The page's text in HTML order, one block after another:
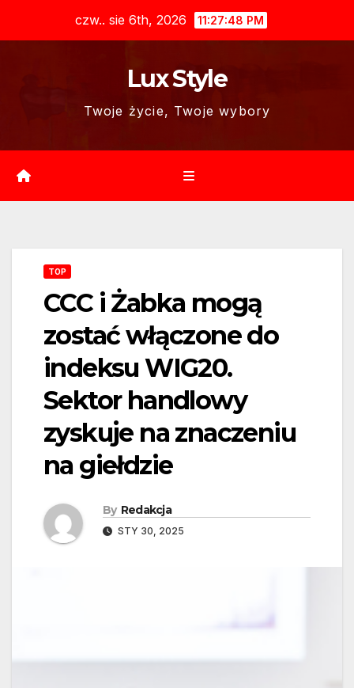
czw.. sie 6th, 2026 11:27:49 PM
Lux Style
Twoje życie, Twoje wybory
TOP
CCC i Żabka mogą
zostać włączone do
indeksu WIG20.
Sektor handlowy
zyskuje na znaczeniu
na giełdzie
By Redakcja
STY 30, 2025